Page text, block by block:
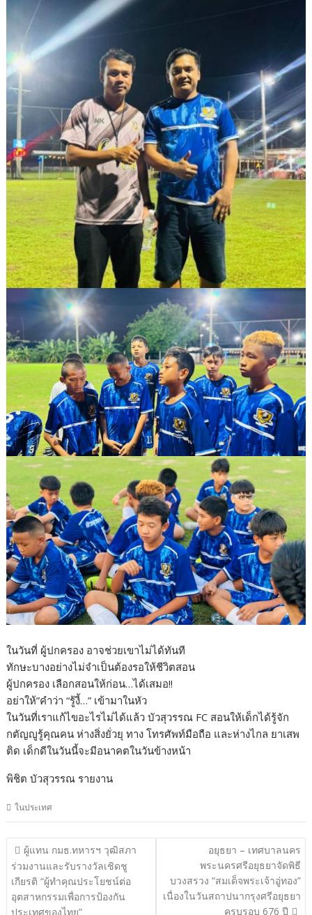
ในวันที่ ผู้ปกครอง อาจช่วยเขาไม่ได้ทันที
ทักษะบางอย่างไม่จำเป็นต้องรอให้ชีวิตสอน
ผู้ปกครอง เลือกสอนให้ก่อน…ได้เสมอ!!
อย่าให้”คำว่า “รู้งี้…” เข้ามาในหัว
ในวันที่เราแก้ไขอะไรไม่ได้แล้ว บัวสุวรรณ FC สอนให้เด็กได้รู้จัก
กตัญญูรู้คุณคน ห่างสิ่งยั่วยุ ทาง โทรศัพท์มือถือ และห่างไกล ยาเสพ
ติด เด็กดีในวันนี้จะมีอนาคตในวันข้างหน้า
พิชิต บัวสุวรรณ รายงาน
ในประเทศ
แนะแนว
เรื่อง
ผู้แทน กมธ.ทหารฯ วุฒิสภา
ร่วมงานและรับรางวัลเชิดชู
เกียรติ “ผู้ทำคุณประโยชน์ต่อ
อุตสาหกรรมเพื่อการป้องกัน
ประเทศของไทย”
อยุธยา – เทศบาลนคร
พระนครศรีอยุธยาจัดพิธี
บวงสรวง “สมเด็จพระเจ้าอู่ทอง”
เนื่องในวันสถาปนากรุงศรีอยุธยา
ครบรอบ 676 ปี